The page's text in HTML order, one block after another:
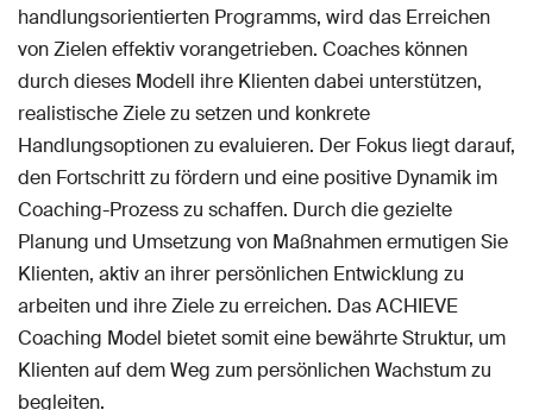
handlungsorientierten Programms, wird das Erreichen
von Zielen effektiv vorangetrieben. Coaches können
durch dieses Modell ihre Klienten dabei unterstützen,
realistische Ziele zu setzen und konkrete
Handlungsoptionen zu evaluieren. Der Fokus liegt darauf,
den Fortschritt zu fördern und eine positive Dynamik im
Coaching-Prozess zu schaffen. Durch die gezielte
Planung und Umsetzung von Maßnahmen ermutigen Sie
Klienten, aktiv an ihrer persönlichen Entwicklung zu
arbeiten und ihre Ziele zu erreichen. Das ACHIEVE
Coaching Model bietet somit eine bewährte Struktur, um
Klienten auf dem Weg zum persönlichen Wachstum zu
begleiten.